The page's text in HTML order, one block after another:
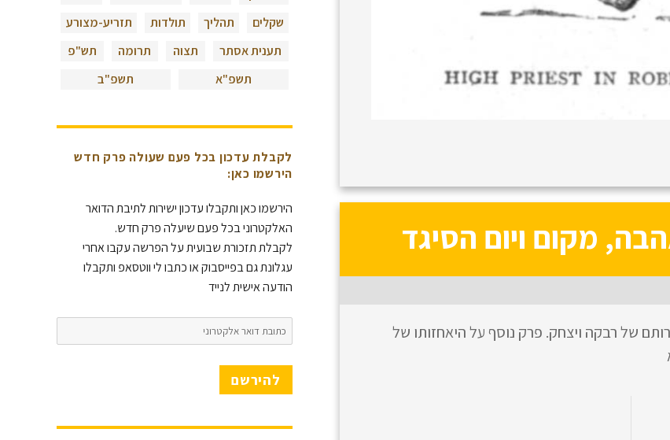
מקום ויום הסיגד
של רבקה ויצחק. פרק נוסף על היאחזותו של
שקלים
תהליך תולדות
תזריע-מצורע
תענית אסתר
תצוה תרומה
תש"פ
תשפ"א
תשפ"ב
לקבלת עדכון בכל פעם שעולה פרק חדש
הירשמו כאן:
הירשמו כאן ותקבלו עדכון ישירות לתיבת הדואר
האלקטרוני בכל פעם שיעלה פרק חדש.
לקבלת תזכורת שבועית על הפרשה עקבו אחרי
עגלונת גם בפייסבוק או כתבו לי ווטסאפ ותקבלו
הודעה אישית לנייד
כתובת
דואר
אלקטרוני
להירשם